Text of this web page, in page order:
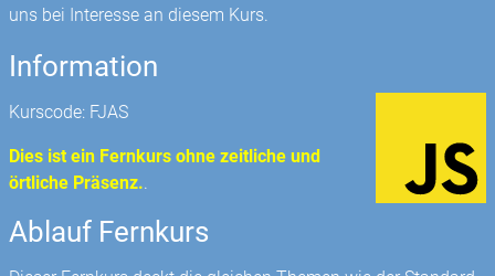
uns bei Interesse an diesem Kurs.
Information
Kurscode: FJAS
Dies ist ein Fernkurs ohne zeitliche und
örtliche Präsenz..
Ablauf Fernkurs